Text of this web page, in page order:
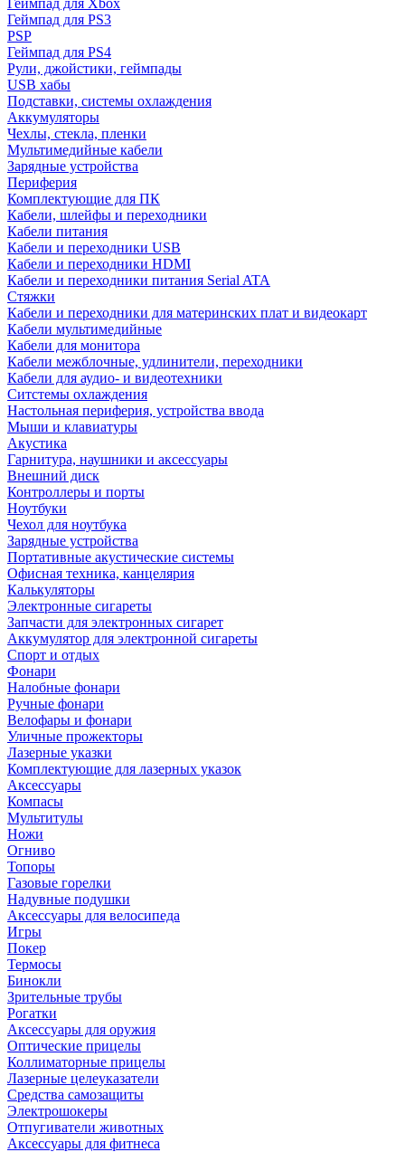
Геймпад для Xbox
Геймпад для PS3
PSP
Геймпад для PS4
Рули, джойстики, геймпады
USB хабы
Подставки, системы охлаждения
Аккумуляторы
Чехлы, стекла, пленки
Мультимедийные кабели
Зарядные устройства
Периферия
Комплектующие для ПК
Кабели, шлейфы и переходники
Кабели питания
Кабели и переходники USB
Кабели и переходники HDMI
Кабели и переходники питания Serial ATA
Стяжки
Кабели и переходники для материнских плат и видеокарт
Кабели мультимедийные
Кабели для монитора
Кабели межблочные, удлинители, переходники
Кабели для аудио- и видеотехники
Ситстемы охлаждения
Настольная периферия, устройства ввода
Мыши и клавиатуры
Акустика
Гарнитура, наушники и аксессуары
Внешний диск
Контроллеры и порты
Ноутбуки
Чехол для ноутбука
Зарядные устройства
Портативные акустические системы
Офисная техника, канцелярия
Калькуляторы
Электронные сигареты
Запчасти для электронных сигарет
Аккумулятор для электронной сигареты
Спорт и отдых
Фонари
Налобные фонари
Ручные фонари
Велофары и фонари
Уличные прожекторы
Лазерные указки
Комплектующие для лазерных указок
Аксессуары
Компасы
Мультитулы
Ножи
Огниво
Топоры
Газовые горелки
Надувные подушки
Аксессуары для велосипеда
Игры
Покер
Термосы
Бинокли
Зрительные трубы
Рогатки
Аксессуары для оружия
Оптические прицелы
Коллиматорные прицелы
Лазерные целеуказатели
Средства самозащиты
Электрошокеры
Отпугиватели животных
Аксессуары для фитнеса